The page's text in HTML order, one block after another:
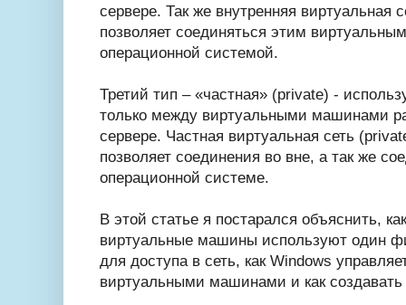
сервере. Так же внутренняя виртуальная
позволяет соединяться этим
операционной системой.
Третий тип – «частная» (private) -
только между виртуальными машинами
сервере. Частная виртуальная сеть
позволяет соединения во вне, а так же
операционной системе.
В этой статье я постарался объяснить,
виртуальные машины используют один
для доступа в сеть, как Windows
виртуальными машинами и как